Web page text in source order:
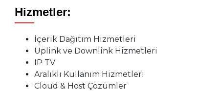
Hizmetler:
İçerik Dağıtım Hizmetleri
Uplink ve Downlink Hizmetleri
IP TV
Aralıklı Kullanım Hizmetleri
Cloud & Host Çözümler